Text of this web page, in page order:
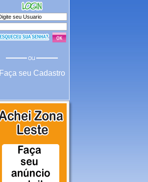
Faça seu Cadastro